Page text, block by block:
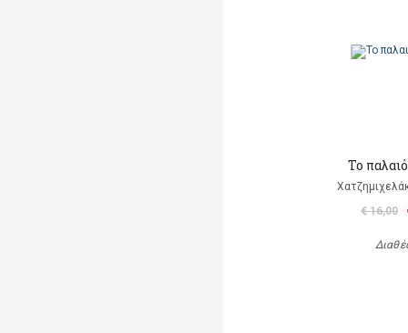
Το
€ 16,00